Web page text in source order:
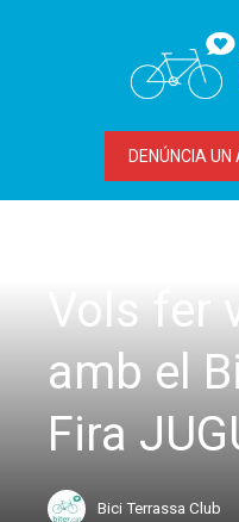
DENÚNCIA
Vols fer
amb el
Fira
Bici Terrassa Club